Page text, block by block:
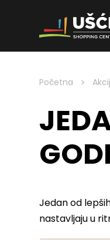
Skip to content
Početna >
Jedan od
nastavljaju u